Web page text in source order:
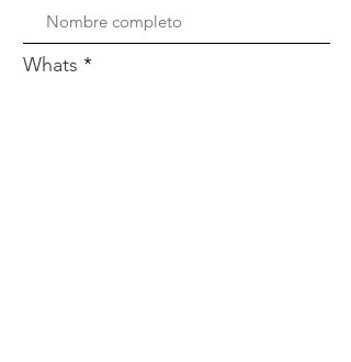
Whats